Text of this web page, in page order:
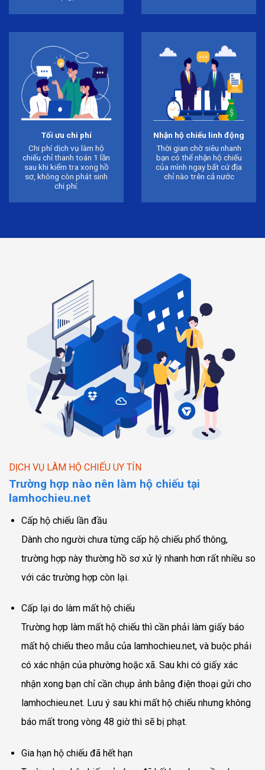
Tối ưu chi phí
Chi phí dịch vụ làm hộ
chiếu chỉ thanh toán 1 lần
sau khi kiểm tra xong hồ
sơ, không còn phát sinh
chi phí.
Nhận hộ chiếu linh động
Thời gian chờ siêu nhanh
bạn có thể nhận hộ chiếu
của mình ngay bất cứ địa
chỉ nào trên cả nước
DỊCH VỤ LÀM HỘ CHIẾU UY TÍN
Trường hợp nào nên làm hộ chiếu tại
lamhochieu.net
Cấp hộ chiếu lần đầu
Dành cho người chưa từng cấp hộ chiếu phổ thông,
trường hợp này thường hồ sơ xử lý nhanh hơn rất nhiều so
với các trường hợp còn lại.
Cấp lại do làm mất hộ chiếu
Trường hợp làm mất hộ chiếu thì cần phải làm giấy báo
mất hộ chiếu theo mẫu của lamhochieu.net, và buộc phải
có xác nhận của phường hoặc xã. Sau khi có giấy xác
nhận xong bạn chỉ cần chụp ảnh bằng điện thoại gửi cho
lamhochieu.net. Lưu ý sau khi mất hộ chiếu nhưng không
báo mất trong vòng 48 giờ thì sẽ bị phạt.
Gia hạn hộ chiếu đã hết hạn